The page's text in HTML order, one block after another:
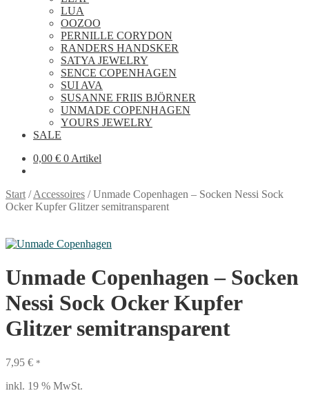
LUA
OOZOO
PERNILLE CORYDON
RANDERS HANDSKER
SATYA JEWELRY
SENCE COPENHAGEN
SUI AVA
SUSANNE FRIIS BJÖRNER
UNMADE COPENHAGEN
YOURS JEWELRY
SALE
0,00 € 0 Artikel
Start /Accessoires /Unmade Copenhagen – Socken Nessi Sock
Ocker Kupfer Glitzer semitransparent
Unmade Copenhagen – Socken
Nessi Sock Ocker Kupfer
Glitzer semitransparent
7,95 € *
inkl. 19 % MwSt.